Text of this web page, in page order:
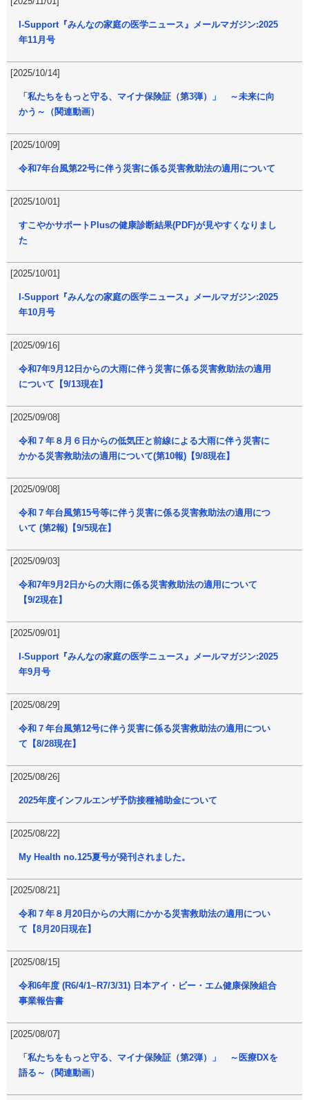
I-Support『みんなの家庭の医学ニュース』メールマガジン:2025
年11月号
[2025/10/14]
「私たちをもっと守る、マイナ保険証（第3弾）」 ～未来に向
かう～（関連動画）
[2025/10/09]
令和7年台風第22号に伴う災害に係る災害救助法の適用について
[2025/10/01]
すこやかサポートPlusの健康診断結果(PDF)が見やすくなりまし
た
[2025/10/01]
I-Support『みんなの家庭の医学ニュース』メールマガジン:2025
年10月号
[2025/09/16]
令和7年9月12日からの大雨に伴う災害に係る災害救助法の適用
について【9/13現在】
[2025/09/08]
令和７年８月６日からの低気圧と前線による大雨に伴う災害に
かかる災害救助法の適用について(第10報)【9/8現在】
[2025/09/08]
令和７年台風第15号等に伴う災害に係る災害救助法の適用につ
いて (第2報)【9/5現在】
[2025/09/03]
令和7年9月2日からの大雨に係る災害救助法の適用について
【9/2現在】
[2025/09/01]
I-Support『みんなの家庭の医学ニュース』メールマガジン:2025
年9月号
[2025/08/29]
令和７年台風第12号に伴う災害に係る災害救助法の適用につい
て【8/28現在】
[2025/08/26]
2025年度インフルエンザ予防接種補助金について
[2025/08/22]
My Health no.125夏号が発刊されました。
[2025/08/21]
令和７年８月20日からの大雨にかかる災害救助法の適用につい
て【8月20日現在】
[2025/08/15]
令和6年度 (R6/4/1~R7/3/31) 日本アイ・ビー・エム健康保険組合
事業報告書
[2025/08/07]
「私たちをもっと守る、マイナ保険証（第2弾）」 ～医療DXを
語る～（関連動画）